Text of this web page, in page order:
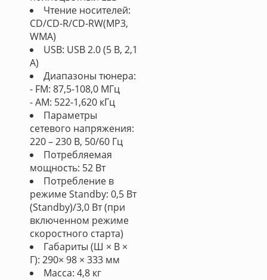
Чтение носителей:
CD/CD-R/CD-RW(MP3,
WMA)
USB: USB 2.0 (5 В, 2,1
A)
Диапазоны тюнера:
- FM: 87,5-108,0 МГц
- AM: 522-1,620 кГц
Параметры
сетевого напряжения:
220 – 230 В, 50/60 Гц
Потребляемая
мощность: 52 Вт
Потребление в
режиме Standby: 0,5 Вт
(Standby)/3,0 Вт (при
включенном режиме
скоростного старта)
Габариты (Ш × В ×
Г): 290× 98 × 333 мм
Масса: 4,8 кг